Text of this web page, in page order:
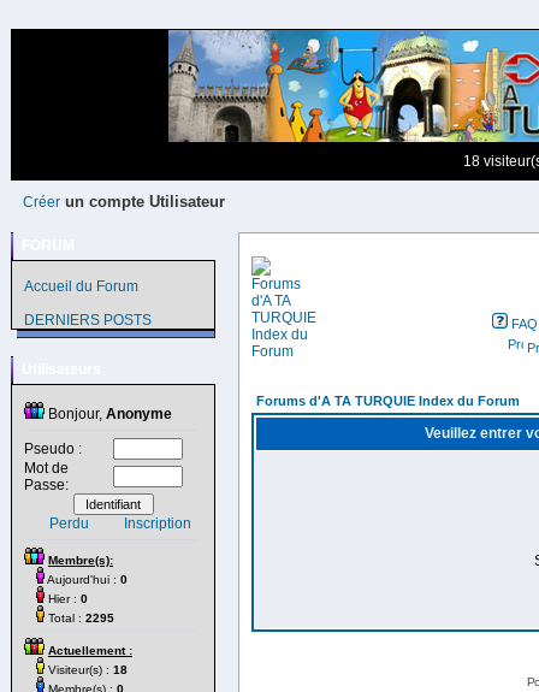
18
Créer un compte Utilisateur
Accueil du Forum
DERNIERS POSTS
Bonjour, Anonyme
Pseudo :
Mot de
Passe:
Perdu Inscription
Membre(s):
Aujourd'hui : 0
Hier : 0
Total : 2295
Actuellement :
Visiteur(s) : 18
Membre(s) : 0
FAQ
Forums d'A TA TURQUIE Index du Forum
Veuillez entrer